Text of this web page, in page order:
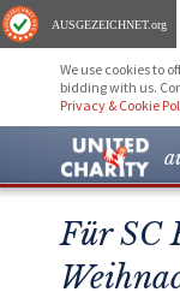
AUSGEZEICHNET.org
We use cookies to
bidding with us.
Privacy & Cookie
Für SC